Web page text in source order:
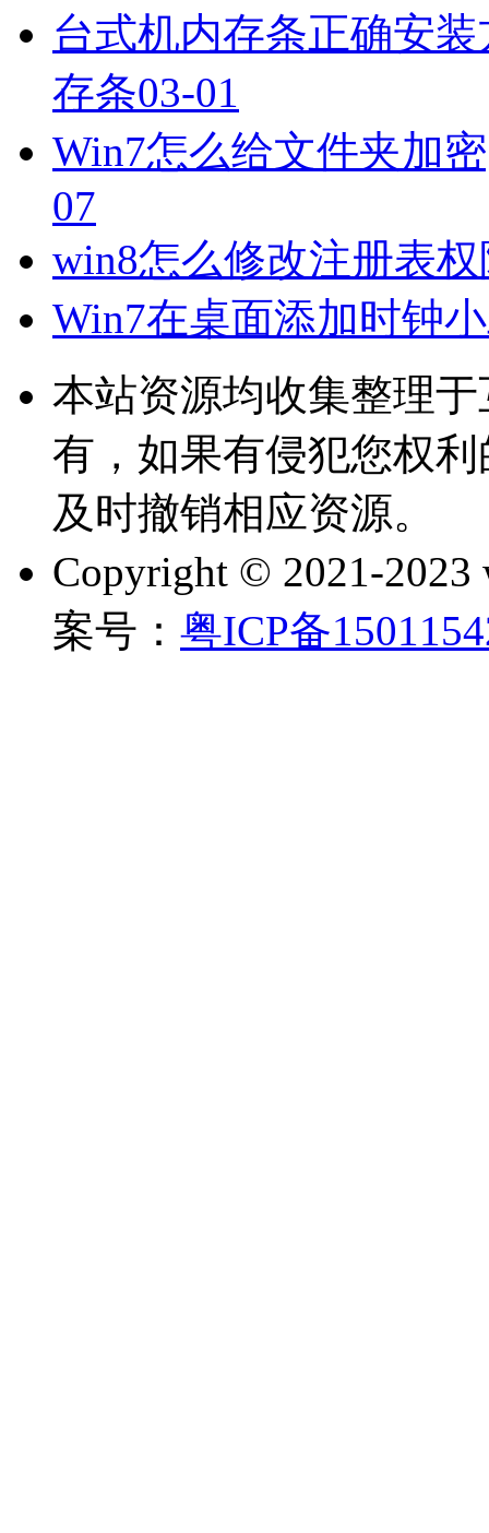
台式机内存条正确安
存条03-01
Win7怎么给文件夹加
07
win8怎么修改注册表权
Win7在桌面添加时钟
本站资源均收集整理
有，如果有侵犯您权
及时撤销相应资源。
Copyright © 2021-2023
案号： 粤ICP备